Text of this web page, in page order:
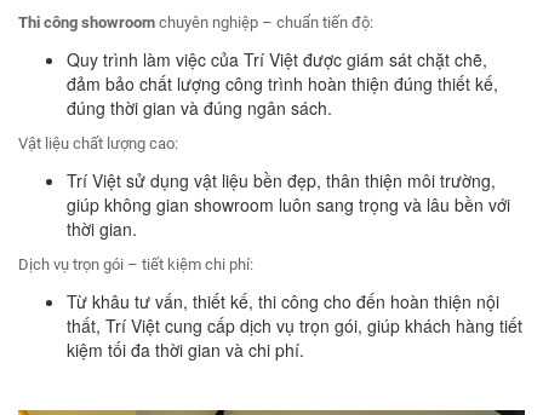
Thi công showroom chuyên nghiệp – chuẩn tiến độ:
Quy trình làm việc của Trí Việt được giám sát chặt chẽ,
đảm bảo chất lượng công trình hoàn thiện đúng thiết kế,
đúng thời gian và đúng ngân sách.
Vật liệu chất lượng cao:
Trí Việt sử dụng vật liệu bền đẹp, thân thiện môi trường,
giúp không gian showroom luôn sang trọng và lâu bền với
thời gian.
Dịch vụ trọn gói – tiết kiệm chi phí:
Từ khâu tư vấn, thiết kế, thi công cho đến hoàn thiện nội
thất, Trí Việt cung cấp dịch vụ trọn gói, giúp khách hàng tiết
kiệm tối đa thời gian và chi phí.